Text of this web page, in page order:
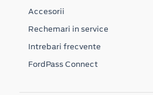
Accesorii
Rechemari in service
Intrebari frecvente
FordPass Connect